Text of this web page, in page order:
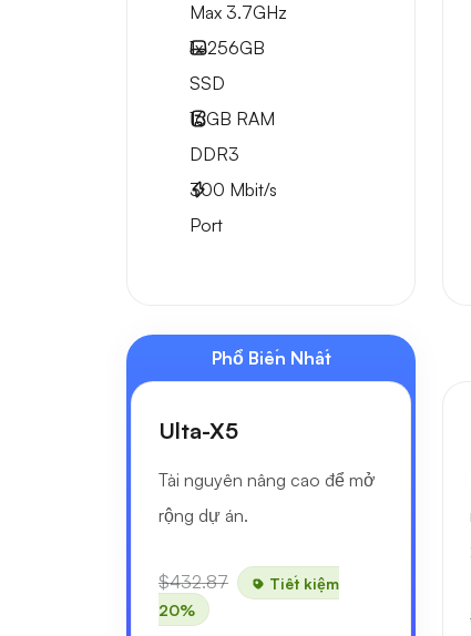
Max 3.7GHz
1x256GB
SSD
16GB RAM
DDR3
300 Mbit/s
Port
Phổ Biến Nhất
Ulta-X5
Tài nguyên nâng cao để mở
rộng dự án.
$432.87
Tiết kiệm
20%